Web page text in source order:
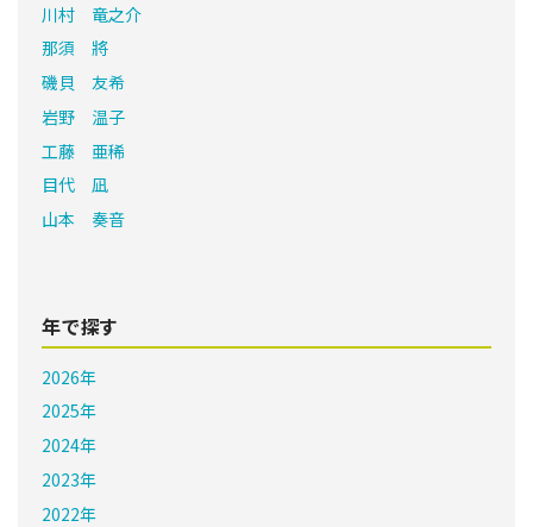
川村 竜之介
那須 將
磯貝 友希
岩野 温子
工藤 亜稀
目代 凪
山本 奏音
年で探す
2026年
2025年
2024年
2023年
2022年